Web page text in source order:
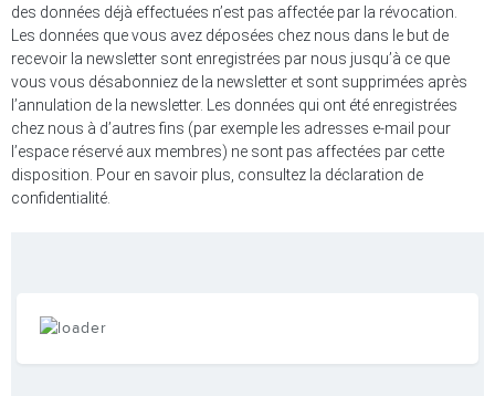
des données déjà effectuées n’est pas affectée par la révocation.
Les données que vous avez déposées chez nous dans le but de
recevoir la newsletter sont enregistrées par nous jusqu’à ce que
vous vous désabonniez de la newsletter et sont supprimées après
l’annulation de la newsletter. Les données qui ont été enregistrées
chez nous à d’autres fins (par exemple les adresses e-mail pour
l’espace réservé aux membres) ne sont pas affectées par cette
disposition. Pour en savoir plus, consultez la déclaration de
confidentialité.